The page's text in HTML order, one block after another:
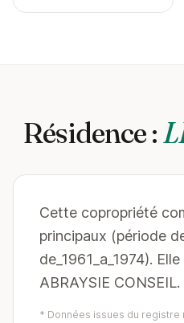
Résidence :
Cette copropriété
principaux (période
de_1961_a_1974).
ABRAYSIE CONSEIL.
* Données issues du registre